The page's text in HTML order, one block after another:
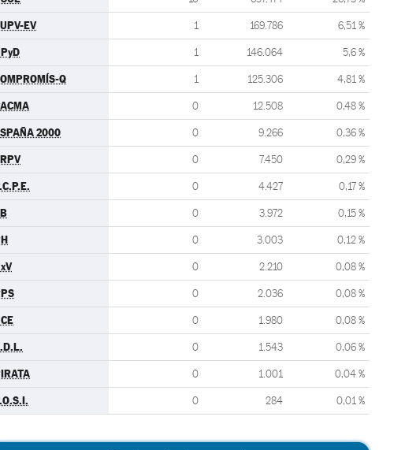
EV 1 169.786 6,51 %
1 146.064 5,6 %
Q 1 125.306 4,81 %
0 12.508 0,48 %
2000 0 9.266 0,36 %
0 7.450 0,29 %
0 4.427 0,17 %
0 3.972 0,15 %
0 3.003 0,12 %
0 2.210 0,08 %
0 2.036 0,08 %
0 1.980 0,08 %
0 1.543 0,06 %
0 1.001 0,04 %
0 284 0,01 %